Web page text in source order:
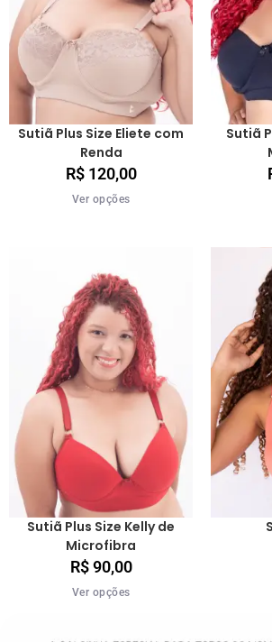
Sutiã Plus Size Eliete com
Renda
R$120,00
Ver opções
Sutiã
Sutiã Plus Size Kelly de
Microfibra
R$90,00
Ver opções